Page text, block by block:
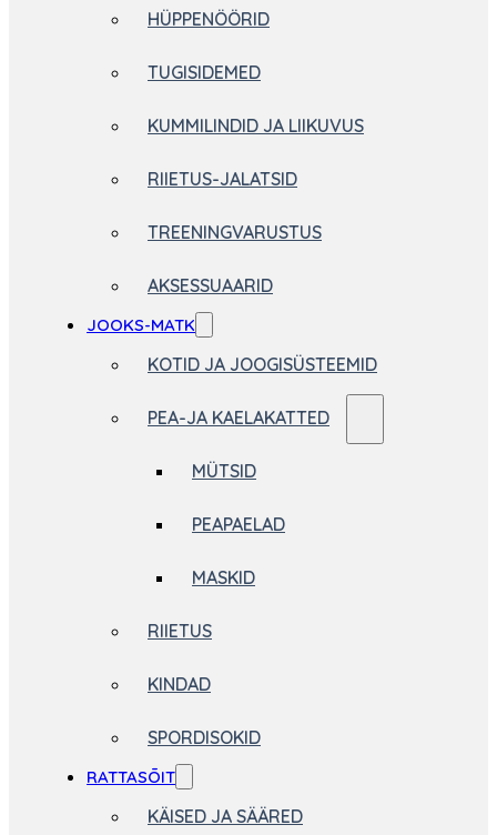
HÜPPENÖÖRID
TUGISIDEMED
KUMMILINDID JA LIIKUVUS
RIIETUS-JALATSID
TREENINGVARUSTUS
AKSESSUAARID
JOOKS-MATK
KOTID JA JOOGISÜSTEEMID
PEA-JA KAELAKATTED
MÜTSID
PEAPAELAD
MASKID
RIIETUS
KINDAD
SPORDISOKID
RATTASÕIT
KÄISED JA SÄÄRED